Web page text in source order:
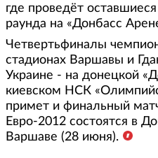
где проведёт
раунда на «Донбасс
Четвертьфиналы
стадионах Варшавы и
Украине - на донецкой
киевском НСК
примет и финальный
Евро-2012 состоятся в
Варшаве (28 июня).